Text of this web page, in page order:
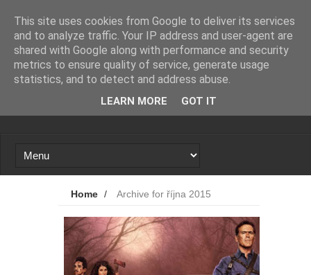
Loading...
Home / Archive for října 2015
This site uses cookies from Google to deliver its services
and to analyze traffic. Your IP address and user-agent are
shared with Google along with performance and security
metrics to ensure quality of service, generate usage
statistics, and to detect and address abuse.
LEARN MORE GOT IT